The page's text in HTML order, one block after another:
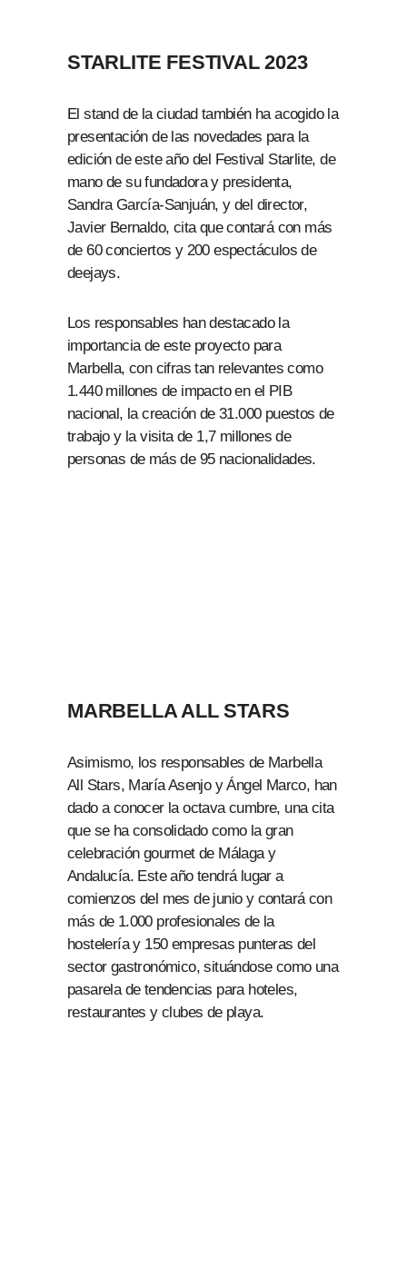
STARLITE FESTIVAL 2023
El stand de la ciudad también ha acogido la
presentación de las novedades para la
edición de este año del Festival Starlite, de
mano de su fundadora y presidenta,
Sandra García-Sanjuán, y del director,
Javier Bernaldo, cita que contará con más
de 60 conciertos y 200 espectáculos de
deejays.
Los responsables han destacado la
importancia de este proyecto para
Marbella, con cifras tan relevantes como
1.440 millones de impacto en el PIB
nacional, la creación de 31.000 puestos de
trabajo y la visita de 1,7 millones de
personas de más de 95 nacionalidades.
MARBELLA ALL STARS
Asimismo, los responsables de Marbella
All Stars, María Asenjo y Ángel Marco, han
dado a conocer la octava cumbre, una cita
que se ha consolidado como la gran
celebración gourmet de Málaga y
Andalucía. Este año tendrá lugar a
comienzos del mes de junio y contará con
más de 1.000 profesionales de la
hostelería y 150 empresas punteras del
sector gastronómico, situándose como una
pasarela de tendencias para hoteles,
restaurantes y clubes de playa.